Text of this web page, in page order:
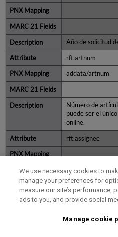
Año de solicitud
rft.artnum
addata/artnum
Número de
puede ser el
online.
rft.assignee
Cesionario, para
rft.atitle
addata/atitle
We use necessary cookies to
manage your preferences for
measure our site’s performance,
ads to you, and provide social
Manage cookie